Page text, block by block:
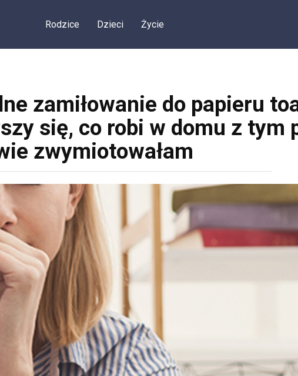
Rodzice Dzieci Życie
zamiłowanie do papieru
się, co robi w domu z tym
zwymiotowałam